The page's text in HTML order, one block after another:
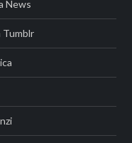
News
Tumblr